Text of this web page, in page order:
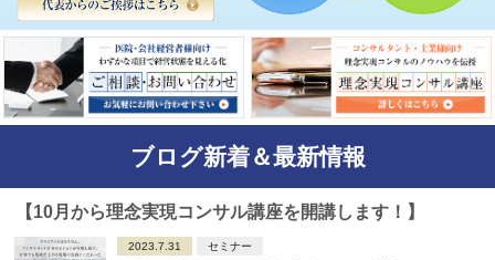
ブログ新着＆最新情報
【10月から理念実現コンサル講座を開講します！】
2023.7.31 セミナー